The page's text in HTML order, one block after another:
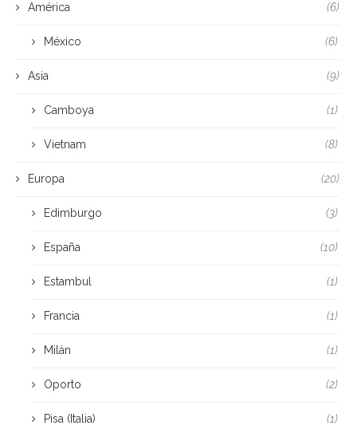
América (6)
México (6)
Asia (9)
Camboya (1)
Vietnam (8)
Europa (20)
Edimburgo (3)
España (10)
Estambul (1)
Francia (1)
Milán (1)
Oporto (2)
Pisa (Italia) (1)